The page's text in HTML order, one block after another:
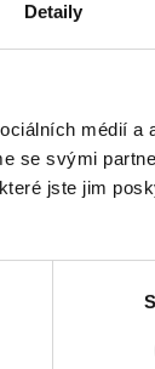
Detaily
médií
se svými
jste jim